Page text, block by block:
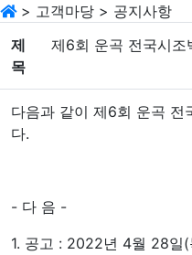
> 고객마당 > 공지사항
제
목
제6회 운곡 전국시조
다음과 같이 제6회 운곡 전
다.
- 다 음 -
1. 공고 : 2022년 4월 28일(